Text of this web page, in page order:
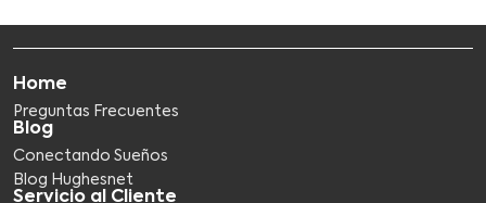
Home
Preguntas Frecuentes
Blog
Conectando Sueños
Blog Hughesnet
Servicio al Cliente